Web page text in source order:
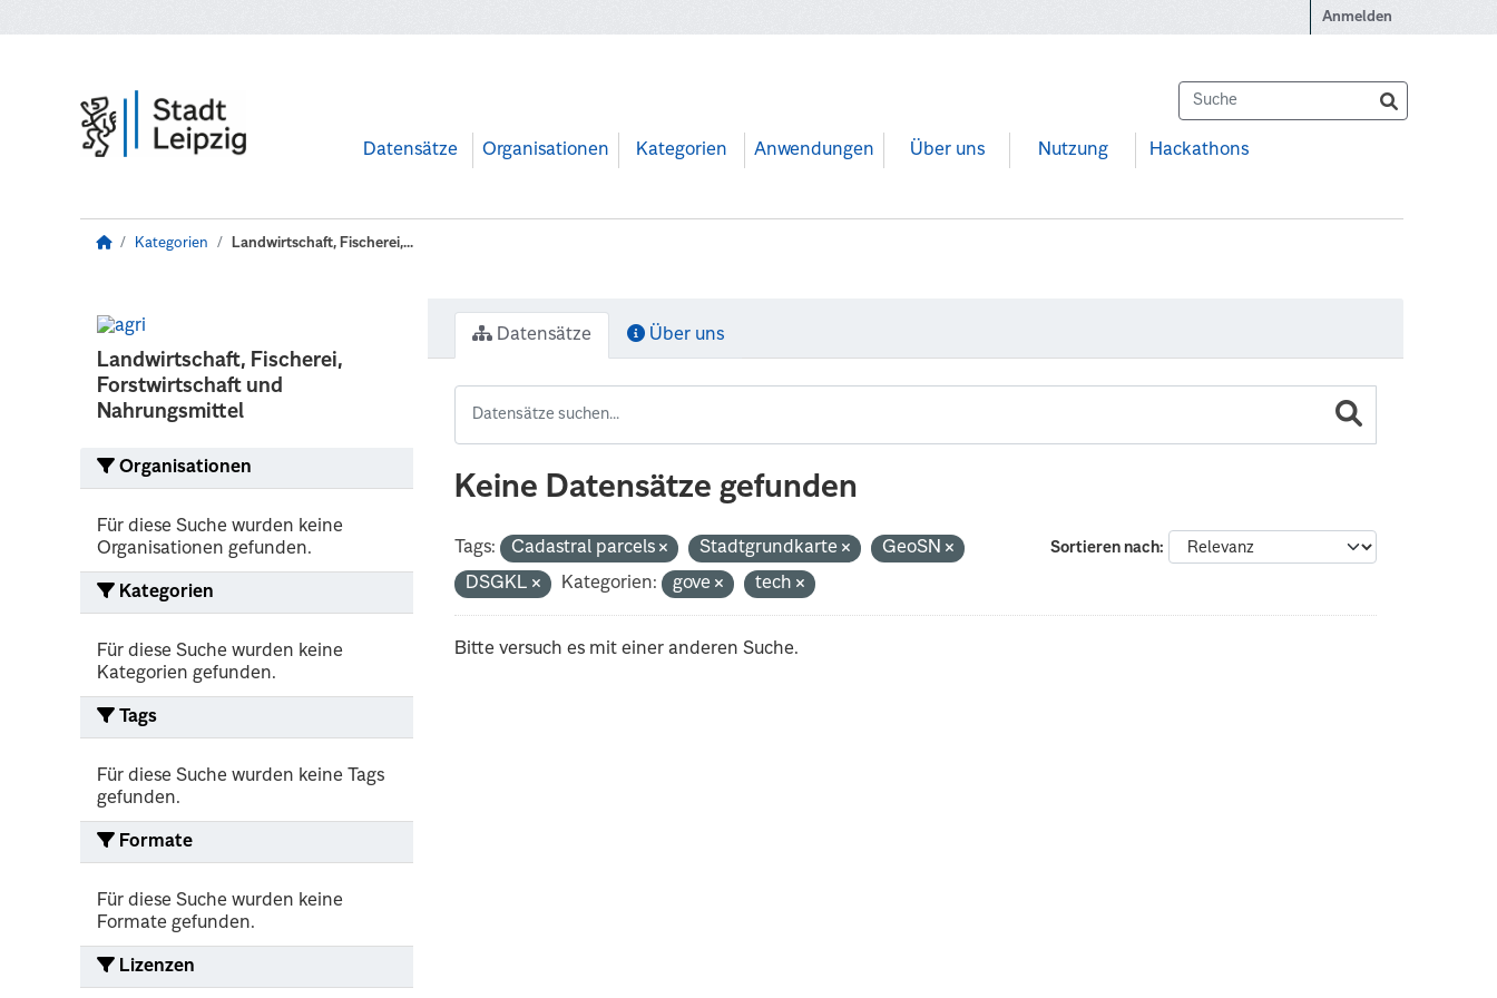
Anmelden
Datensätze Organisationen Kategorien Anwendungen Über uns Nutzung Hackathons
Kategorien Landwirtschaft, Fischerei,...
Landwirtschaft, Fischerei,
Forstwirtschaft und
Nahrungsmittel
Organisationen
Für diese Suche wurden keine
Organisationen gefunden.
Kategorien
Für diese Suche wurden keine
Kategorien gefunden.
Tags
Für diese Suche wurden keine Tags
gefunden.
Formate
Für diese Suche wurden keine
Formate gefunden.
Lizenzen
Datensätze Über uns
Keine Datensätze gefunden
Sortieren nach
Tags: Cadastral parcels Stadtgrundkarte
GeoSN
DSGKL
Kategorien: gove tech
Bitte versuch es mit einer anderen Suche.